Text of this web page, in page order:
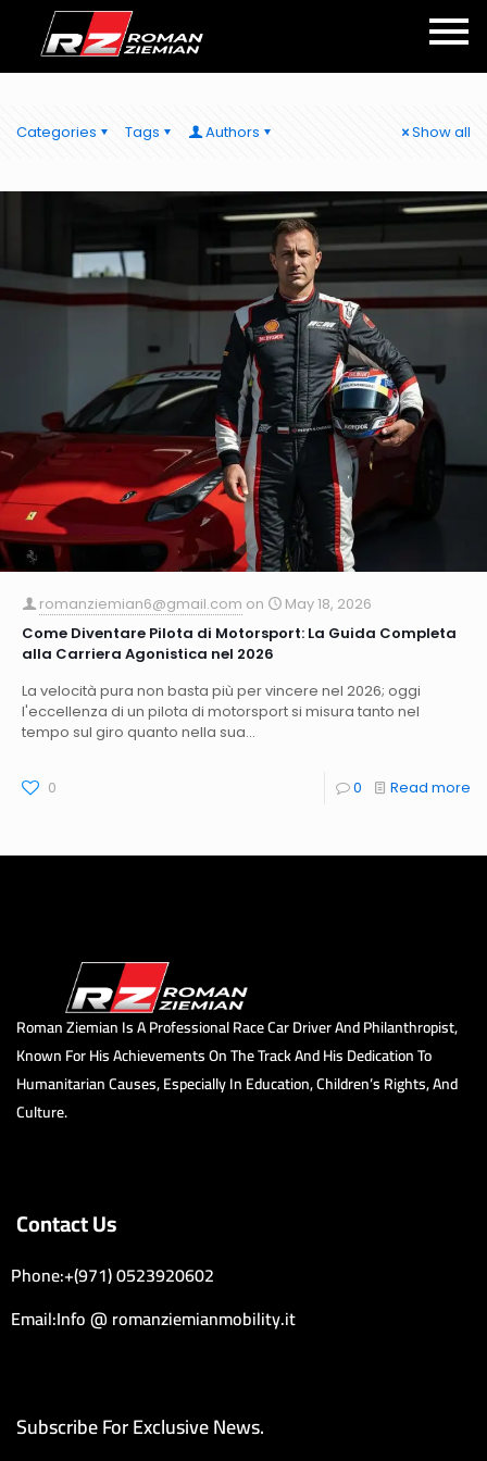
Categories Tags Authors Show all
romanziemian6@gmail.com on
May 18, 2026
Come Diventare Pilota di Motorsport: La Guida Completa
alla Carriera Agonistica nel 2026
La velocità pura non basta più per vincere nel 2026; oggi
l'eccellenza di un pilota di motorsport si misura tanto nel
tempo sul giro quanto nella sua...
0 0 Read more
Roman Ziemian Is A Professional Race Car Driver And Philanthropist,
Known For His Achievements On The Track And His Dedication To
Humanitarian Causes, Especially In Education, Children’s Rights, And
Culture.
Contact Us
Phone:+(971) 0523920602
Email:Info @ romanziemianmobility.it
Subscribe For Exclusive News.